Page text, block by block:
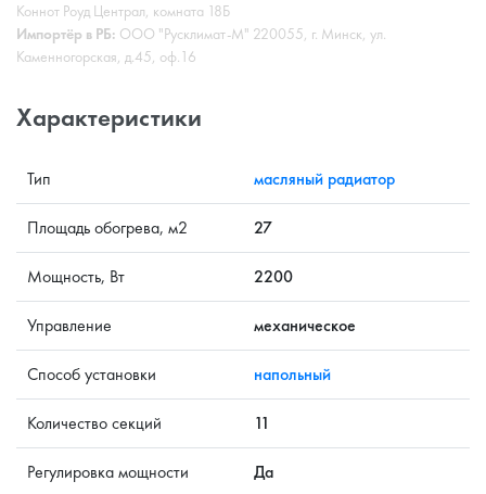
Коннот Роуд Централ, комната 18Б
Импортёр в РБ: ООО "Русклимат-М" 220055, г. Минск, ул.
Каменногорская, д.45, оф.16
Характеристики
Тип масляный радиатор
Площадь обогрева, м2 27
Мощность, Вт 2200
Управление механическое
Способ установки напольный
Количество секций 11
Регулировка мощности Да